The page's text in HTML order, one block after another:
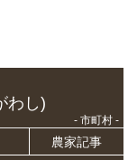
わし)
- 市町村 -
農家記事